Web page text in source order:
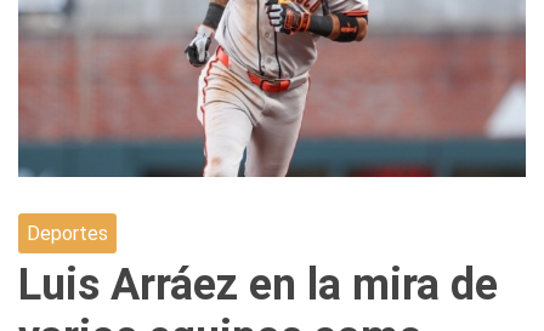
Deportes
Luis Arráez en la mira de